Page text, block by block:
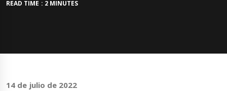
READ TIME : 2 MINUTES
14 de julio de 2022